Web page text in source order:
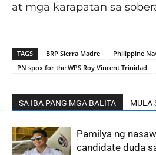
at mga karapatan sa
TAGS BRP Sierra Madre
Philippine
PN spox for the WPS Roy Vincent Trinidad
SA IBA PANG MGA BALITA MULA
Pamilya ng
candidate duda